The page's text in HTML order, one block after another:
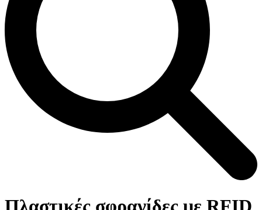
mobile
mobile